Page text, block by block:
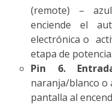
(remote) –
enciende el
electrónica o
etapa de potencia.
Pin 6.
naranja/blanco o
pantalla al